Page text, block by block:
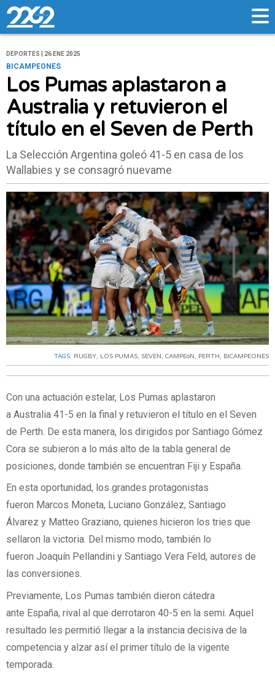
DEPORTES | 26 ENE 2025
BICAMPEONES
Los Pumas aplastaron a
Australia y retuvieron el
título en el Seven de Perth
La Selección Argentina goleó 41-5 en casa de los
Wallabies y se consagró nuevame
TAGS: RUGBY, LOS PUMAS, SEVEN , CAMPEóN , PERTH, BICAMPEONES
Con una actuación estelar, Los Pumas aplastaron
a Australia 41-5 en la final y retuvieron el título en el Seven
de Perth. De esta manera, los dirigidos por Santiago Gómez
Cora se subieron a lo más alto de la tabla general de
posiciones, donde también se encuentran Fiji y España.
En esta oportunidad, los grandes protagonistas
fueron Marcos Moneta, Luciano González, Santiago
Álvarez y Matteo Graziano, quienes hicieron los tries que
sellaron la victoria. Del mismo modo, también lo
fueron Joaquín Pellandini y Santiago Vera Feld, autores de
las conversiones.
Previamente, Los Pumas también dieron cátedra
ante España, rival al que derrotaron 40-5 en la semi. Aquel
resultado les permitió llegar a la instancia decisiva de la
competencia y alzar así el primer título de la vigente
temporada.